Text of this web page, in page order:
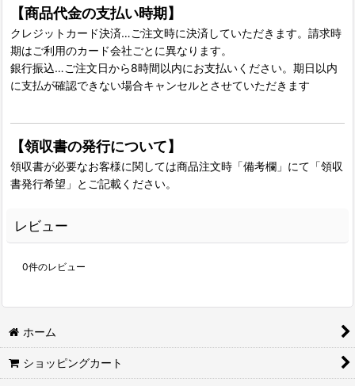
【商品代金の支払い時期】
クレジットカード決済…ご注文時に決済していただきます。請求時
期はご利用のカード会社ごとに異なります。
銀行振込…ご注文日から8時間以内にお支払いください。期日以内
に支払が確認できない場合キャンセルとさせていただきます
【領収書の発行について】
領収書が必要なお客様に関しては商品注文時「備考欄」にて「領収
書発行希望」とご記載ください。
レビュー
0件のレビュー
ホーム
ショッピングカート